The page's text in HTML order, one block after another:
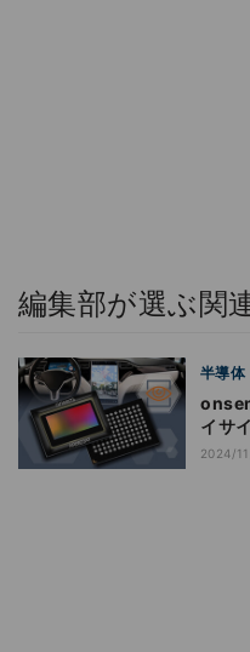
編集部が選ぶ関
半導体
イサ
2024/